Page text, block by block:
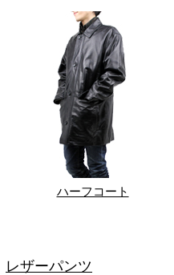
ハーフコート
レザーパンツ